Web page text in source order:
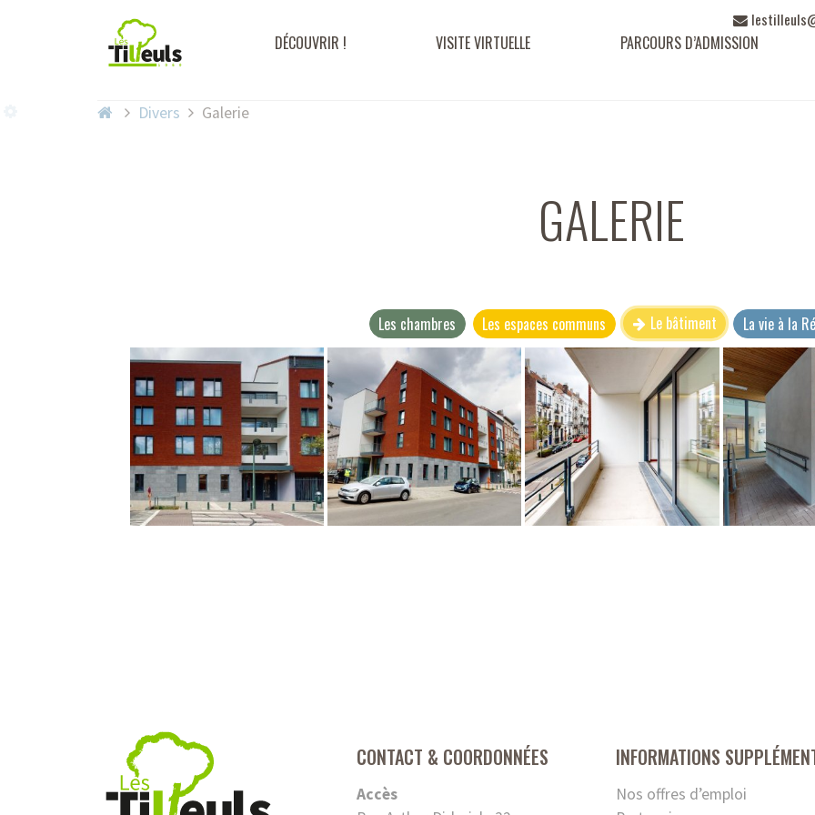
Adresse
lestilleuls
DÉCOUVRIR ! VISITE VIRTUELLE PARCOURS D’ADMISSION
Divers Galerie
GALERIE
Les chambres Les espaces communs Le bâtiment La vie à la
CONTACT & COORDONNÉES
Accès
INFORMATIONS
Nos offres d’emploi